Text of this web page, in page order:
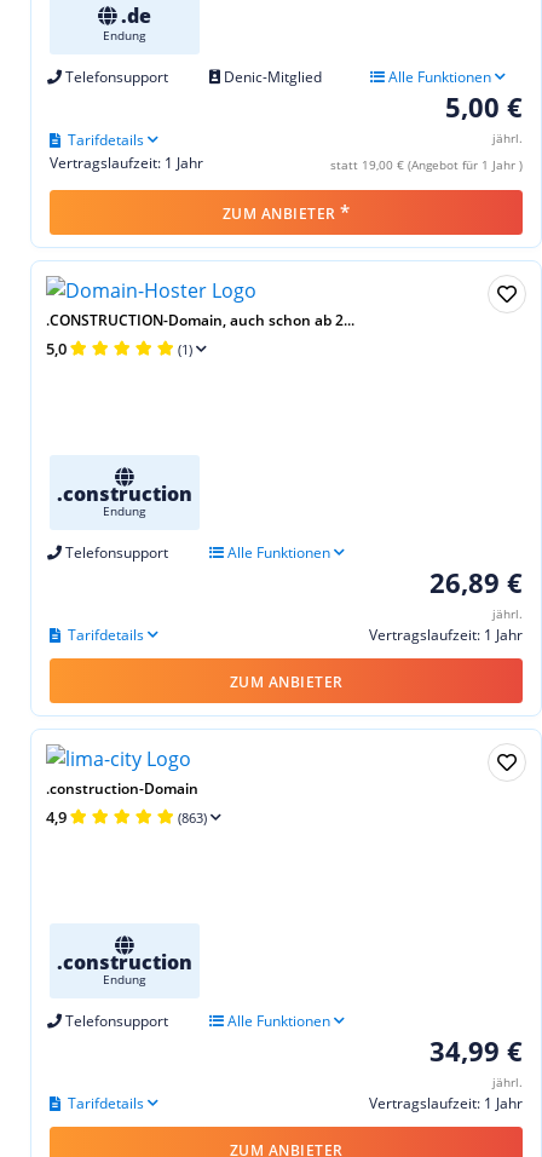
.de
Endung
Telefonsupport Denic-Mitglied Alle Funktionen
5,00 €
jährl.
statt 19,00 € (Angebot für 1 Jahr )
Vertragslaufzeit: 1 Jahr
Tarifdetails
ZUM ANBIETER *
.CONSTRUCTION-Domain, auch schon ab 2...
5,0 (1)
.construction
Endung
Telefonsupport Alle Funktionen
26,89 €
jährl.
Vertragslaufzeit: 1 Jahr
Tarifdetails
ZUM ANBIETER
.construction-Domain
4,9 (863)
.construction
Endung
Telefonsupport Alle Funktionen
34,99 €
jährl.
Vertragslaufzeit: 1 Jahr
Tarifdetails
ZUM ANBIETER